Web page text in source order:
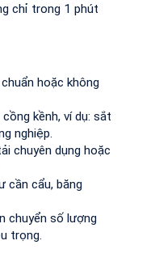
chỉ trong 1 phút
hoặc không
kềnh, ví dụ: sắt
nghiệp.
chuyên dụng hoặc
cần cẩu, băng
chuyển số lượng
trọng.